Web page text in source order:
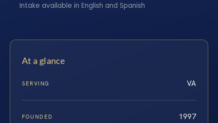
Intake available in English and Spanish
At a glance
SERVING VA
FOUNDED 1997